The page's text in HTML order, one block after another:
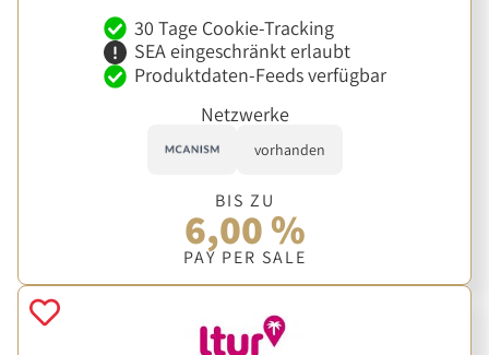
30 Tage Cookie-Tracking
SEA eingeschränkt erlaubt
Produktdaten-Feeds verfügbar
Netzwerke
vorhanden
BIS ZU
6,00 %
PAY PER SALE